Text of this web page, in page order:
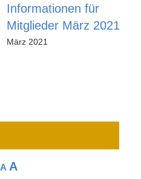
Informationen für
Mitglieder März 2021
März 2021
Decrease
A Reset
A